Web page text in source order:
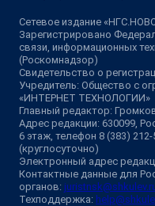
Сетевое издание
Зарегистрировано
связи, информационных
(Роскомнадзор)
Свидетельство о
Учредитель: Общество с
«ИНТЕРНЕТ ТЕХНОЛОГИИ»
Главный редактор:
Адрес редакции: 630099,
6 этаж, телефон 8 (383)
(круглосуточно)
Электронный адрес
Контактные данные для
органов:
Техподдержка: